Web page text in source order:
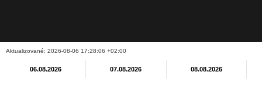
Aktualizované: 2026-08-06 17:28:06 +02:00
06.08.2026 07.08.2026 08.08.2026